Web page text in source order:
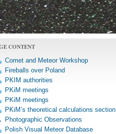
CONTENT
Comet and Meteor Workshop
Fireballs over Poland
PKIM authorities
PKiM meetings
PKiM meetings
PKiM’s theoretical calculations
Photographic Observations
Polish Visual Meteor Database